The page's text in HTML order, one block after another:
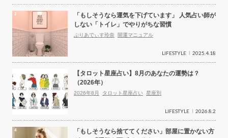
「もしそうなら運気を下げています」 人気占い師が
しない「トイレ」でやりがちな習慣
ぷりあでぃす玲奈 開運マニュアル
LIFESTYLE 2025.4.18
【タロット星座占い】8月のあなたの運勢は？
（2026年）
2026年8月 タロット星座占い 星座別
LIFESTYLE 2026.8.2
「もしそうなら捨ててください」部屋に置かない方